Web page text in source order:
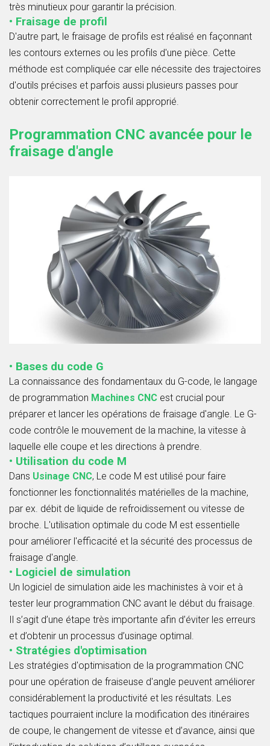
très minutieux pour garantir la précision.
• Fraisage de profil
D'autre part, le fraisage de profils est réalisé en façonnant
les contours externes ou les profils d'une pièce. Cette
méthode est compliquée car elle nécessite des trajectoires
d'outils précises et parfois aussi plusieurs passes pour
obtenir correctement le profil approprié.
Programmation CNC avancée pour le
fraisage d'angle
• Bases du code G
La connaissance des fondamentaux du G-code, le langage
de programmation Machines CNC est crucial pour
préparer et lancer les opérations de fraisage d'angle. Le G-
code contrôle le mouvement de la machine, la vitesse à
laquelle elle coupe et les directions à prendre.
• Utilisation du code M
Dans Usinage CNC, Le code M est utilisé pour faire
fonctionner les fonctionnalités matérielles de la machine,
par ex. débit de liquide de refroidissement ou vitesse de
broche. L'utilisation optimale du code M est essentielle
pour améliorer l'efficacité et la sécurité des processus de
fraisage d'angle.
• Logiciel de simulation
Un logiciel de simulation aide les machinistes à voir et à
tester leur programmation CNC avant le début du fraisage.
Il s’agit d’une étape très importante afin d’éviter les erreurs
et d’obtenir un processus d’usinage optimal.
• Stratégies d'optimisation
Les stratégies d'optimisation de la programmation CNC
pour une opération de fraiseuse d'angle peuvent améliorer
considérablement la productivité et les résultats. Les
tactiques pourraient inclure la modification des itinéraires
de coupe, le changement de vitesse et d’avance, ainsi que